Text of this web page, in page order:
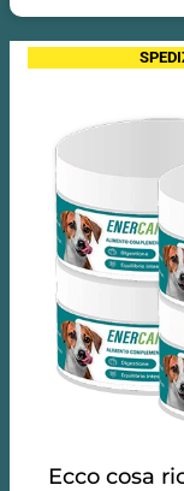
Ecco cosa